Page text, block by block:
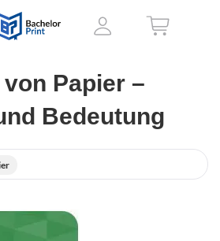
Papier –
Bedeutung